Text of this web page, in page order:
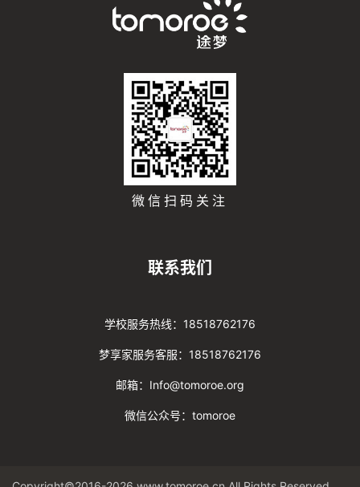
微信扫码关注
联系我们
学校服务热线：18518762176
梦享家服务客服：18518762176
邮箱：Info@tomoroe.org
微信公众号：tomoroe